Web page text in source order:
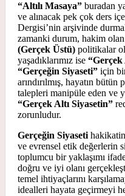
“Altılı Masaya” buradan
ve alınacak pek çok ders
Dergisi’nin arşivinde
zamanki durum, hakim olan
(Gerçek Üstü) politikalar
yaşadıklarımız ise “Gerçek
“Gerçeğin Siyaseti” için
arındırılmış, hayatın
talepleri manipüle eden ve
“Gerçek Altı Siyasetin”
zorunludur.
Gerçeğin Siyaseti
ve evrensel etik değerlerin
toplumcu bir yaklaşımı
doğru ve iyi olanı
temel ihtiyaçlarını
idealleri hayata geçirmeyi